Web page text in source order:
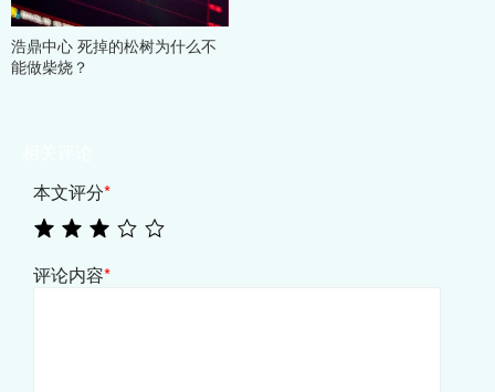
浩鼎中心 死掉的松树为什么不
能做柴烧？
本文评分*
评论内容*